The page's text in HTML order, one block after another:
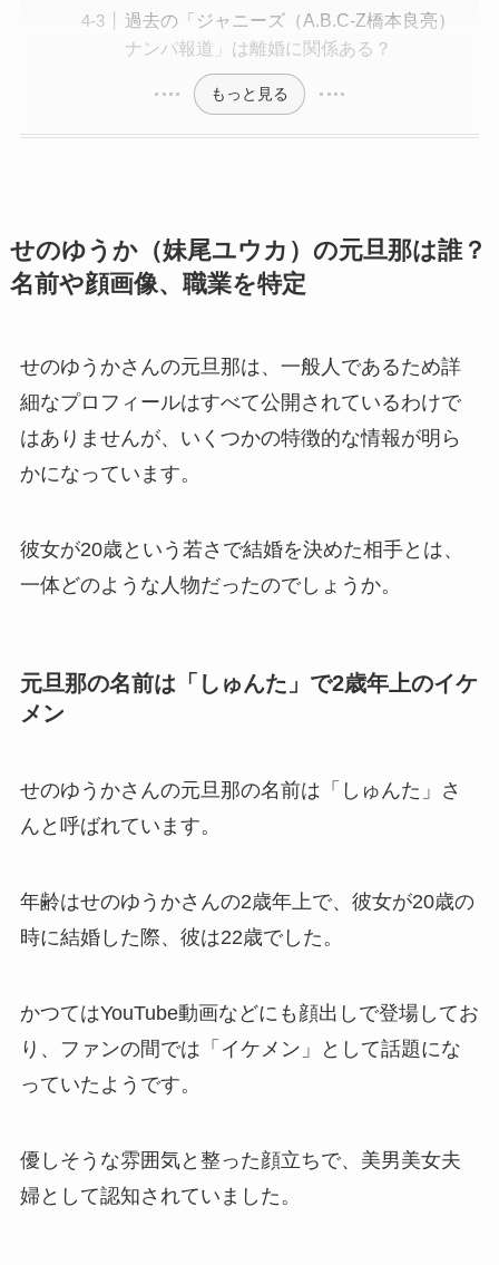
過去の「ジャニーズ（A.B.C-Z橋本良亮）
ナンパ報道」は離婚に関係ある？
もっと見る
せのゆうか（妹尾ユウカ）の元旦那は誰？
名前や顔画像、職業を特定
せのゆうかさんの元旦那は、一般人であるため詳
細なプロフィールはすべて公開されているわけで
はありませんが、いくつかの特徴的な情報が明ら
かになっています。
彼女が20歳という若さで結婚を決めた相手とは、
一体どのような人物だったのでしょうか。
元旦那の名前は「しゅんた」で2歳年上のイケ
メン
せのゆうかさんの元旦那の名前は「しゅんた」さ
んと呼ばれています。
年齢はせのゆうかさんの2歳年上で、彼女が20歳の
時に結婚した際、彼は22歳でした。
かつてはYouTube動画などにも顔出しで登場してお
り、ファンの間では「イケメン」として話題にな
っていたようです。
優しそうな雰囲気と整った顔立ちで、美男美女夫
婦として認知されていました。